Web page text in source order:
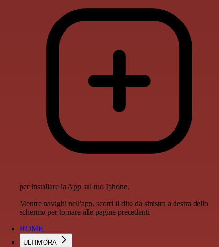
per installare la App sul tuo Iphone.
Mentre navighi nell'app, scorri il dito da sinistra a destra dello
schermo per tornare alle pagine precedenti
HOME
ULTIM'ORA